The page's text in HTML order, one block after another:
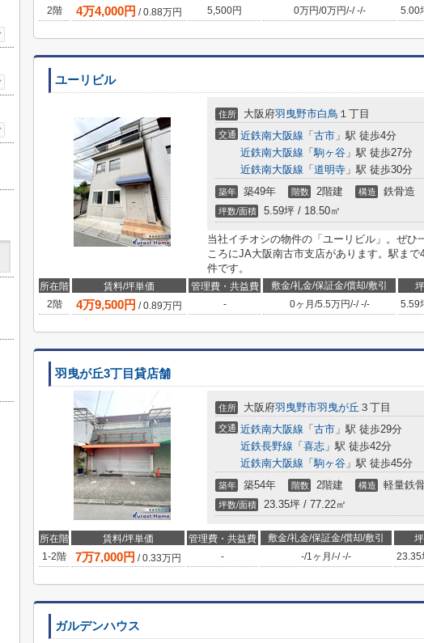
2階
4万4,000円 /0.88万円 5,500円 0万円/0万円/-/-/- 5.00
ユーリビル
住所 大阪府羽曳野市白鳥 １丁目
交通 近鉄南大阪線 「 古市 」駅 徒歩4分
近鉄南大阪線 「駒ヶ谷 」駅 徒歩27分
近鉄南大阪線 「 道明寺 」駅 徒歩30分
築年 築49年 階数 2階建 構造 鉄骨造
坪数/面積 5.59坪 / 18.50㎡
当社イチオシの物件の「ユーリビル」。ぜひ
ころにJA大阪南古市支店があります。駅ま
件です。
所在階 賃料/坪単価 管理費・共益費 敷金/礼金/保証金/償却/敷引
2階
4万9,500円 /0.89万円 - 0ヶ月 /5.5万円/-/-/- 5.59
羽曳が丘3丁目貸店舗
住所 大阪府羽曳野市羽曳が丘 ３丁目
交通 近鉄南大阪線 「 古市 」駅 徒歩29分
近鉄長野線 「 喜志 」駅 徒歩42分
近鉄南大阪線 「駒ヶ谷 」駅 徒歩45分
築年 築54年 階数 2階建 構造 軽量鉄
坪数/面積 23.35坪 / 77.22㎡
所在階 賃料/坪単価 管理費・共益費 敷金/礼金/保証金/償却/敷引
1-2階
7万7,000円 /0.33万円 - -/1ヶ月 /-/-/- 23.35
ガルデンハウス